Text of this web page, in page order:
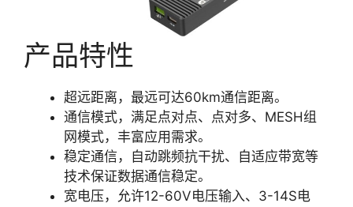
产品特性
超远距离，最远可达60km通信距离。
通信模式，满足点对点、点对多、MESH组
网模式，丰富应用需求。
稳定通信，自动跳频抗干扰、自适应带宽等
技术保证数据通信稳定。
宽电压，允许12-60V电压输入、3-14S电